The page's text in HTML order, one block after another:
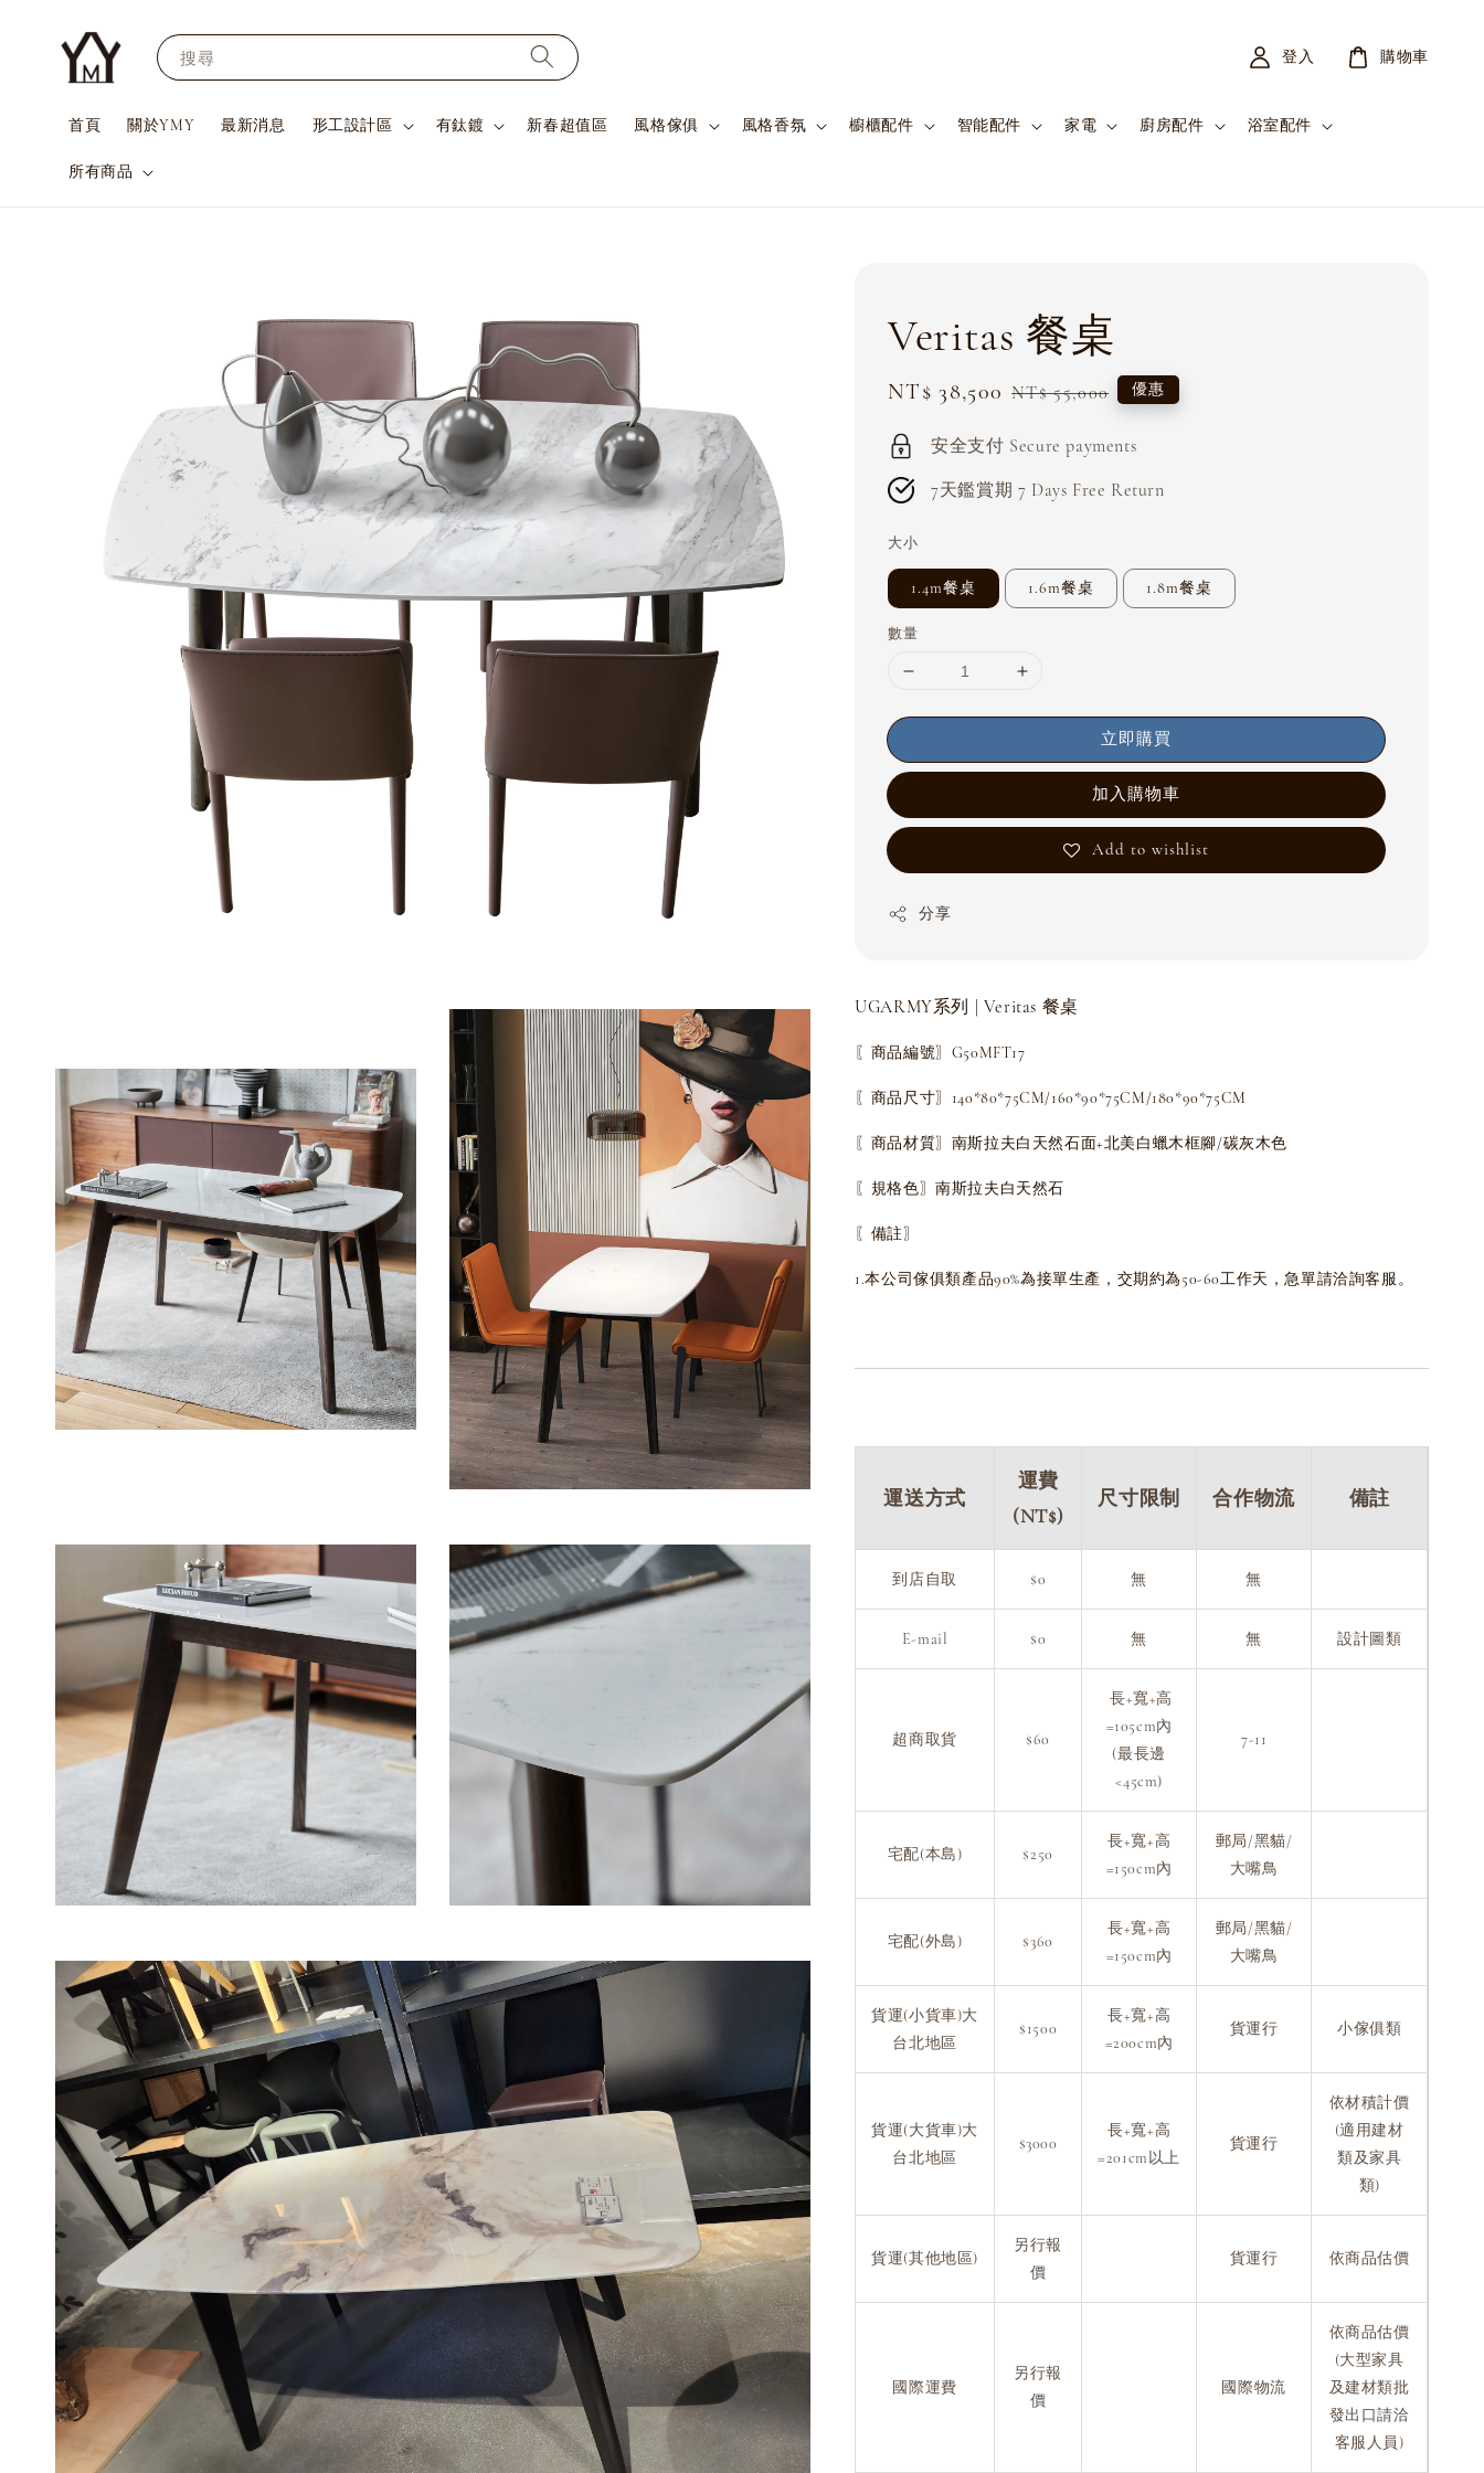
搜尋
首頁 關於YMY 最新消息 形工設計區 有鈦鍍 新春超值區 風格傢俱 風格香氛 櫥櫃配件 智能配件 家電 廚房配件 浴室配件
所有商品
登入 購物車
Veritas 餐桌
Sale
NT$ 38,500 Regular
NT$ 55,000 優惠
安全支付 Secure payments
7天鑑賞期 7 Days Free Return
大小
1.4m餐桌 1.6m餐桌 1.8m餐桌
數量
立即購買
加入購物車
Add to wishlist
分享
UGARMY系列 | Veritas 餐桌
〖商品編號〗G50MFT17
〖商品尺寸〗140*80*75CM/160*90*75CM/180*90*75CM
〖商品材質〗南斯拉夫白天然石面+北美白蠟木框腳/碳灰木色
〖規格色〗南斯拉夫白天然石
〖備註〗
1.本公司傢俱類產品90%為接單生產，交期約為50-60工作天，急單請洽詢客服。
運送方式
運費
(NT$)
尺寸限制 合作物流 備註
到店自取 $0 無 無
E-mail $0 無 無 設計圖類
超商取貨 $60
長+寬+高
=105cm內
(最長邊
<45cm)
7-11
宅配(本島) $250
長+寬+高
=150cm內
郵局/黑貓/
大嘴鳥
宅配(外島) $360
長+寬+高
=150cm內
郵局/黑貓/
大嘴鳥
貨運(小貨車)大
台北地區
$1500
長+寬+高
=200cm內
貨運行 小傢俱類
貨運(大貨車)大
台北地區
$3000
長+寬+高
=201cm以上
貨運行
依材積計價
(適用建材
類及家具
類)
貨運(其他地區)
另行報
價
貨運行 依商品估價
國際運費
另行報
價
國際物流
依商品估價
(大型家具
及建材類批
發出口請洽
客服人員)